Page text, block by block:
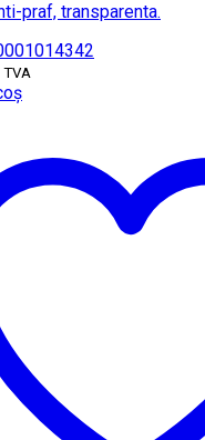
praf, transparenta.
TVA